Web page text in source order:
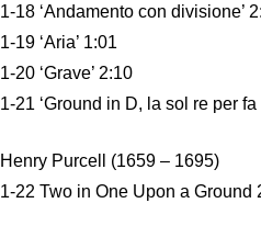
1-18 ‘Andamento con divisione’
1-19 ‘Aria’ 1:01
1-20 ‘Grave’ 2:10
1-21 ‘Ground in D, la sol re per fa
Henry Purcell (1659 – 1695)
1-22 Two in One Upon a Ground